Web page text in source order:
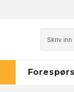
for å lese mer